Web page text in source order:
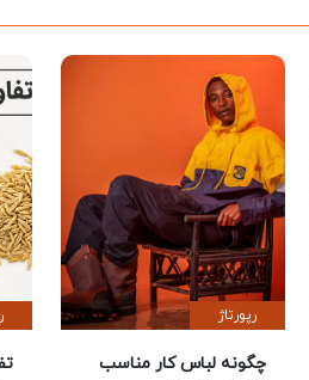
رپورتاژ
چگونه لباس کار مناسب